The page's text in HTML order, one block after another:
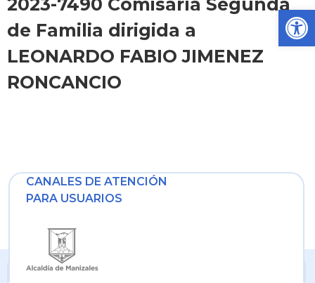
2023-7490 Comisaría Segunda
de Familia dirigida a
LEONARDO FABIO JIMENEZ
RONCANCIO
CANALES DE ATENCIÓN
PARA USUARIOS